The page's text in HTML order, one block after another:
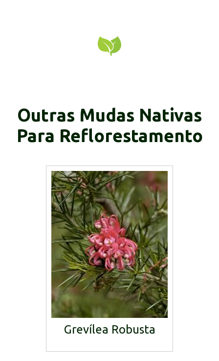
Outras Mudas Nativas
Para Reflorestamento
Grevílea Robusta